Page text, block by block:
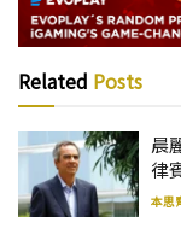
Related Posts
晨
律
本思